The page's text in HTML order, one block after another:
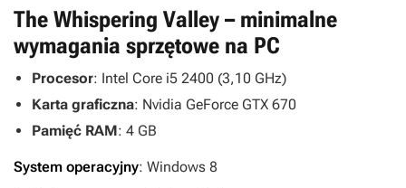
The Whispering Valley – minimalne
wymagania sprzętowe na PC
Procesor: Intel Core i5 2400 (3,10 GHz)
Karta graficzna: Nvidia GeForce GTX 670
Pamięć RAM: 4 GB
System operacyjny: Windows 8